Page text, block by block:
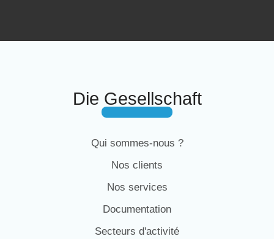
Die Gesellschaft
Qui sommes-nous ?
Nos clients
Nos services
Documentation
Secteurs d'activité